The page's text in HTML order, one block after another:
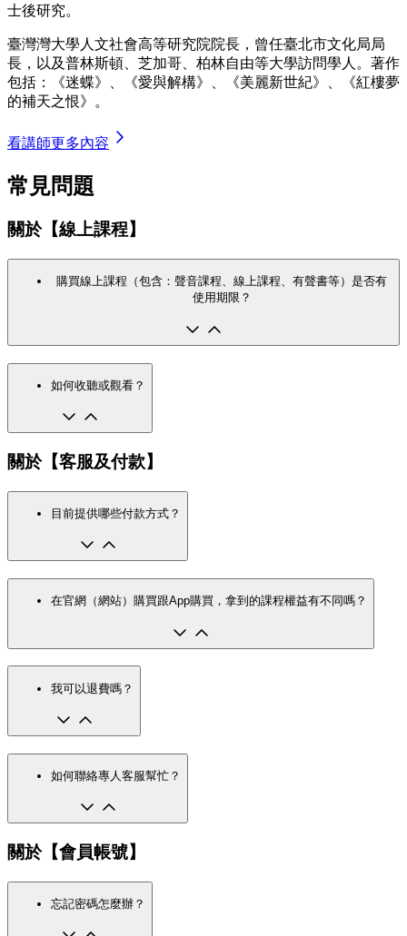
士後研究。
臺灣灣大學人文社會高等研究院院長，曾任臺北市文化局局
長，以及普林斯頓、芝加哥、柏林自由等大學訪問學人。著作
包括：《迷蝶》、《愛與解構》、《美麗新世紀》、《紅樓夢
的補天之恨》。
看講師更多內容
常見問題
關於【線上課程】
購買線上課程（包含：聲音課程、線上課程、有聲書等）是否有
使用期限？
如何收聽或觀看？
關於【客服及付款】
目前提供哪些付款方式？
在官網（網站）購買跟App購買，拿到的課程權益有不同嗎？
我可以退費嗎？
如何聯絡專人客服幫忙？
關於【會員帳號】
忘記密碼怎麼辦？